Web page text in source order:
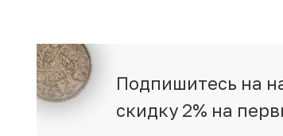
Подпишитесь на
скидку 2% на